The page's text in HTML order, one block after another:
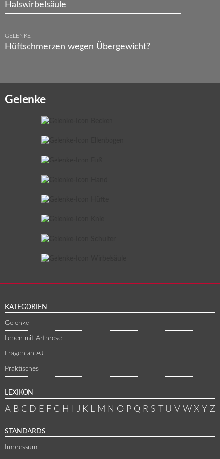
Halswirbelsäule
GELENKE
Hüftschmerzen wegen Übergewicht?
Gelenke
KATEGORIEN
Gelenke
Leben mit Arthrose
Fragen an AJ
Praktisches
LEXIKON
A B C D E F G H J K L M N O P Q R S U V W X Y Z
STANDARDS
Impressum